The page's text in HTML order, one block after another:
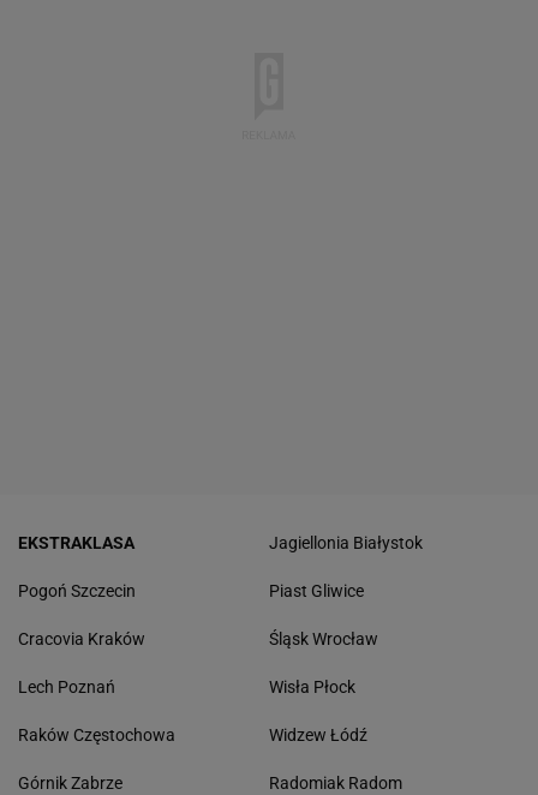
EKSTRAKLASA
Pogoń Szczecin
Cracovia Kraków
Lech Poznań
Raków Częstochowa
Górnik Zabrze
Jagiellonia Białystok
Piast Gliwice
Śląsk Wrocław
Wisła Płock
Widzew Łódź
Radomiak Radom